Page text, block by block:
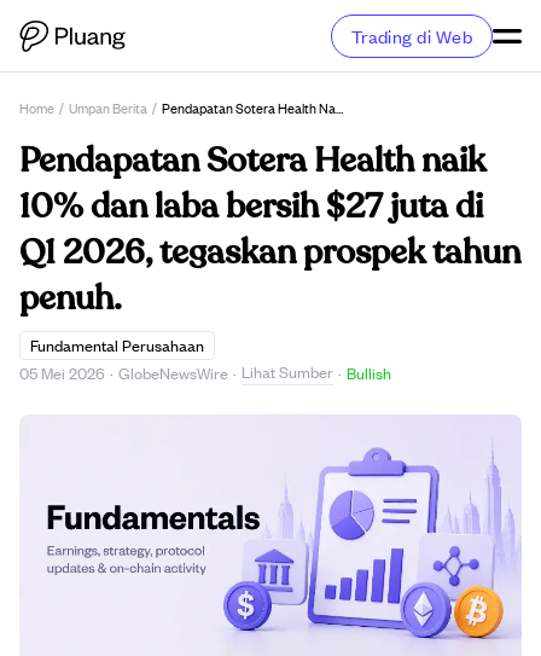
Trading di Web
Home / Umpan Berita / Pendapatan Sotera Health Naik 10% Dan Laba Bersih $27 Juta Di Q1 2026, Tegaskan Prospek Tahun Penuh.
Pendapatan Sotera Health naik
10% dan laba bersih $27 juta di
Q1 2026, tegaskan prospek tahun
penuh.
Fundamental Perusahaan
05 Mei 2026 · GlobeNewsWire · Lihat Sumber · Bullish